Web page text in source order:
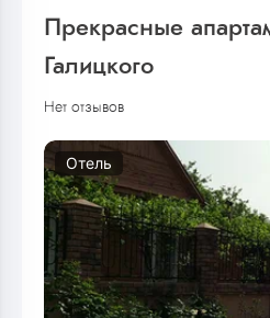
Прекрасные
Галицкого
Нет отзывов
Отель